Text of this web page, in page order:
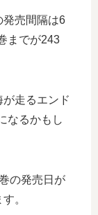
発売間隔は6
までが243
走るエンド
なるかもし
の発売日が
。